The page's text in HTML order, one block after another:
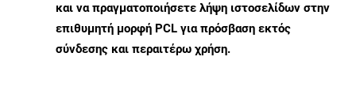
και να πραγματοποιήσετε λήψη ιστοσελίδων στην
επιθυμητή μορφή PCL για πρόσβαση εκτός
σύνδεσης και περαιτέρω χρήση.